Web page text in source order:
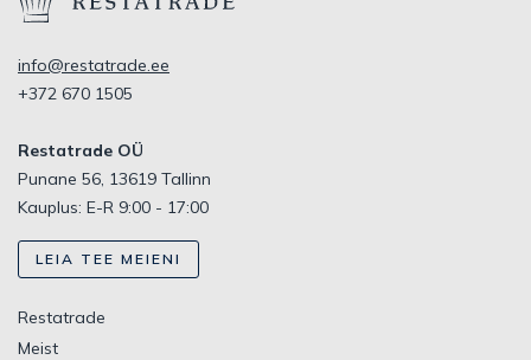
info@restatrade.ee
+372 670 1505
Restatrade OÜ
Punane 56, 13619 Tallinn
Kauplus: E-R 9:00 - 17:00
LEIA TEE MEIENI
Restatrade
Meist